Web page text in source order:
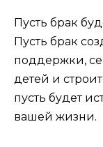
Пусть брак
Пусть брак
поддержки,
детей и
пусть будет
вашей жизни.